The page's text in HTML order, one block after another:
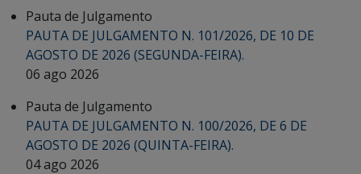
Pauta de Julgamento
PAUTA DE JULGAMENTO N. 101/2026, DE 10 DE
AGOSTO DE 2026 (SEGUNDA-FEIRA).
06 ago 2026
Pauta de Julgamento
PAUTA DE JULGAMENTO N. 100/2026, DE 6 DE
AGOSTO DE 2026 (QUINTA-FEIRA).
04 ago 2026